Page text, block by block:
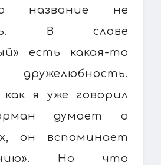
название не
В слове
есть какая-то
я уже говорил
думает о
он вспоминает
Но что